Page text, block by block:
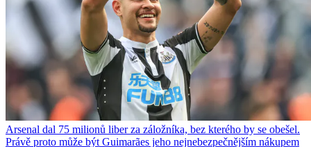
Arsenal dal 75 milionů liber za záložníka, bez kterého by se obešel.
Právě proto může být Guimarães jeho nejnebezpečnějším nákupem